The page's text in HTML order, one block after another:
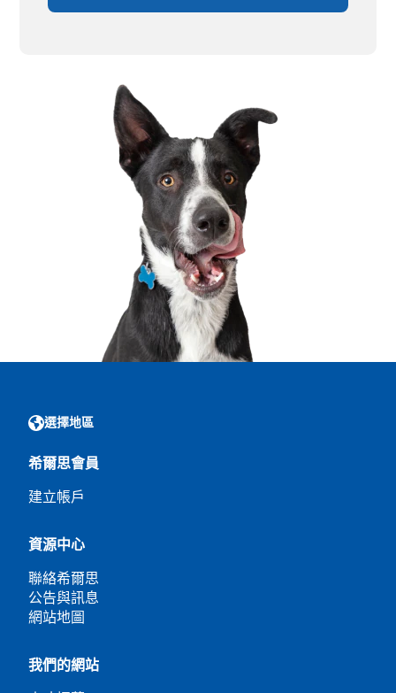
選擇地區
希爾思會員
建立帳戶
資源中心
聯絡希爾思
公告與訊息
網站地圖
我們的網站